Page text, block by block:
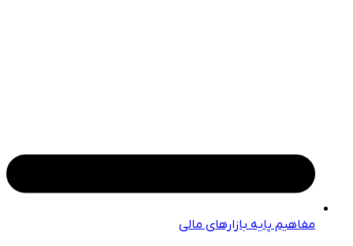
مفاهیم پایه بازارهای مالی